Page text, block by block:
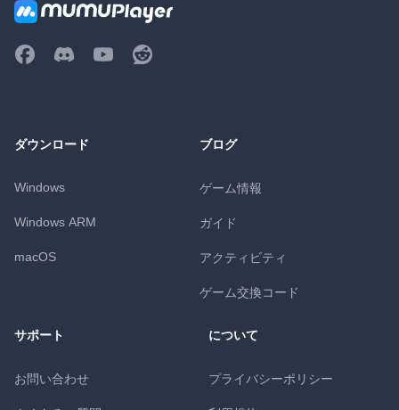
ダウンロード
Windows
Windows ARM
macOS
ブログ
ゲーム情報
ガイド
アクティビティ
ゲーム交換コード
サポート
お問い合わせ
について
プライバシーポリシー